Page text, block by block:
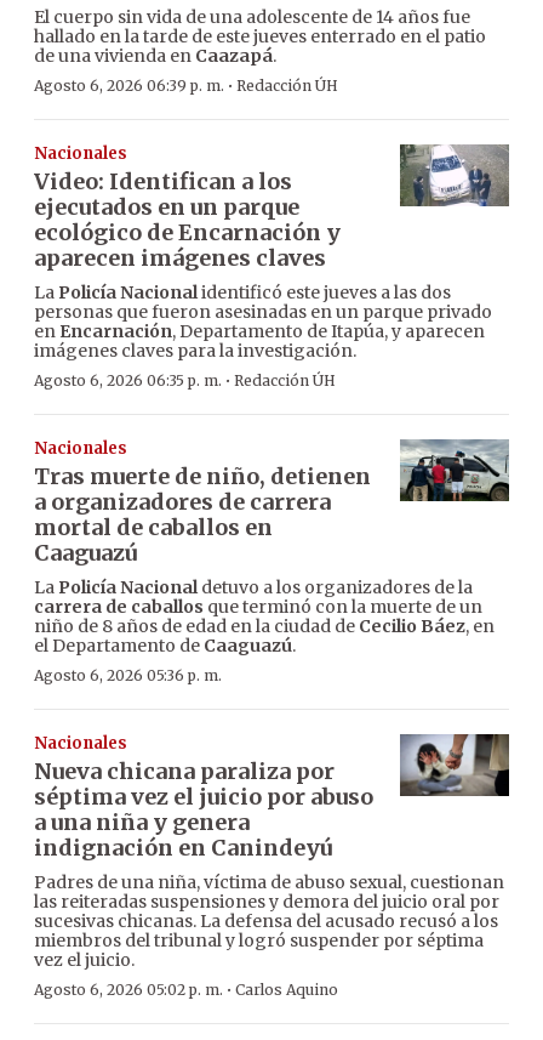
El cuerpo sin vida de una adolescente de 14 años fue
hallado en la tarde de este jueves enterrado en el patio
de una vivienda en Caazapá.
Agosto 6, 2026 06:39 p. m. · Redacción ÚH
Nacionales
Video: Identifican a los
ejecutados en un parque
ecológico de Encarnación y
aparecen imágenes claves
La Policía Nacionalidentificó este jueves a las dos
personas que fueron asesinadas en un parque privado
en Encarnación, Departamento de Itapúa, y aparecen
imágenes claves para la investigación.
Agosto 6, 2026 06:35 p. m. · Redacción ÚH
Nacionales
Tras muerte de niño, detienen
a organizadores de carrera
mortal de caballos en
Caaguazú
La Policía Nacionaldetuvo a los organizadores de la
carrera de caballos que terminó con la muerte de un
niño de 8 años de edad en la ciudad de Cecilio Báez, en
el Departamento de Caaguazú.
Agosto 6, 2026 05:36 p. m.
Nacionales
Nueva chicana paraliza por
séptima vez el juicio por abuso
a una niña y genera
indignación en Canindeyú
Padres de una niña, víctima de abuso sexual, cuestionan
las reiteradas suspensiones y demora del juicio oral por
sucesivas chicanas. La defensa del acusado recusó a los
miembros del tribunal y logró suspender por séptima
vez el juicio.
Agosto 6, 2026 05:02 p. m. · Carlos Aquino